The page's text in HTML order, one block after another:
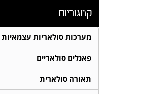
קטגוריות
מערכות סולאריות עצמאיות
פאנלים סולאריים
תאורה סולארית